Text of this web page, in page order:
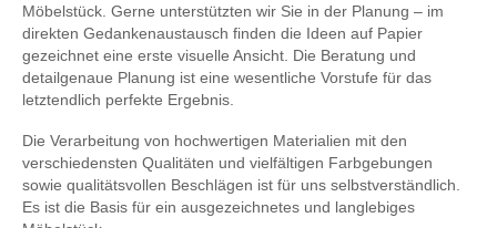
Möbelstück. Gerne unterstützten wir Sie in der Planung – im
direkten Gedankenaustausch finden die Ideen auf Papier
gezeichnet eine erste visuelle Ansicht. Die Beratung und
detailgenaue Planung ist eine wesentliche Vorstufe für das
letztendlich perfekte Ergebnis.
Die Verarbeitung von hochwertigen Materialien mit den
verschiedensten Qualitäten und vielfältigen Farbgebungen
sowie qualitätsvollen Beschlägen ist für uns selbstverständlich.
Es ist die Basis für ein ausgezeichnetes und langlebiges